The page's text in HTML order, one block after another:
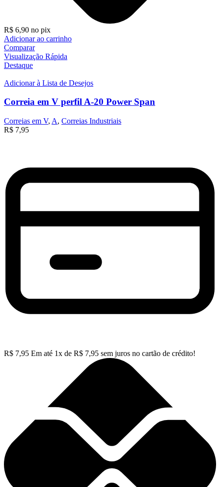
R$ 6,90 no pix
Adicionar ao carrinho
Comparar
Visualização Rápida
Destaque
Adicionar à Lista de Desejos
Correia em V perfil A-20 Power Span
Correias em V, A, Correias Industriais
R$ 7,95
R$ 7,95 Em até 1x de R$ 7,95 sem juros no cartão de crédito!